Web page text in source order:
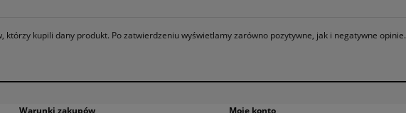
kupili dany produkt. Po zatwierdzeniu wyświetlamy zarówno pozytywne, jak i negatywne opinie.